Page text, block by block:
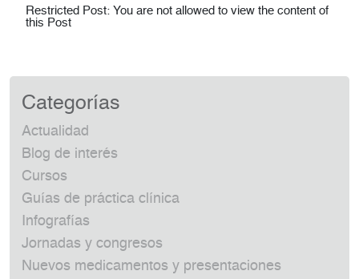
Restricted Post: You are not allowed to view the content of
this Post
Categorías
Actualidad
Blog de interés
Cursos
Guías de práctica clínica
Infografías
Jornadas y congresos
Nuevos medicamentos y presentaciones